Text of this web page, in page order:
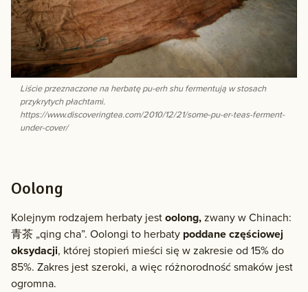
Liście przeznaczone na herbatę pu-erh shu fermentują w stosach
przykrytych płachtami.
https://www.discoveringtea.com/2010/12/21/some-pu-er-teas-ferment-
under-cover/
Oolong
Kolejnym rodzajem herbaty jestoolong,zwany w Chinach:
青茶 „qing cha”. Oolongi to herbaty poddane częściowej
oksydacji, której stopień mieści się w zakresie od 15% do
85%. Zakres jest szeroki, a więc różnorodność smaków jest
ogromna.